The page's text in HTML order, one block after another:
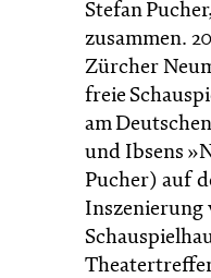
Stefan
zusammen.
Zürcher
freie
am
und Ibsens
Pucher) auf
Inszenierung